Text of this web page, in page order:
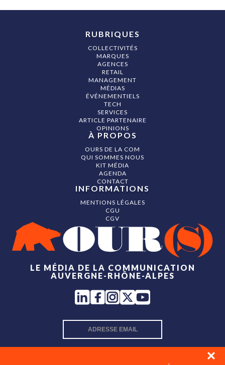
LE MÉDIA DE LA COMMUNICATION
AUVERGNE-RHÔNE-ALPES
RUBRIQUES
COLLECTIVITÉS
MARQUES
AGENCES
RETAIL
MANAGEMENT
MÉDIAS
ÉVÉNEMENTIELS
TECH
SERVICES
ARTICLE PARTENAIRE
OPINIONS
À PROPOS
OURS DE LA COM
QUI SOMMES NOUS
KIT MÉDIA
AGENDA
CONTACT
INFORMATIONS
MENTIONS LÉGALES
CGU
CGV